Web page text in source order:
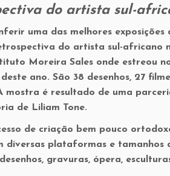
do artista sul-
uma das melhores exposições
do artista sul-africano
Moreira Sales onde estreou
ano. São 38 desenhos, 27
mostra é resultado de uma
de Liliam Tone.
de criação bem pouco
diversas plataformas e tamanhos
gravuras, ópera,